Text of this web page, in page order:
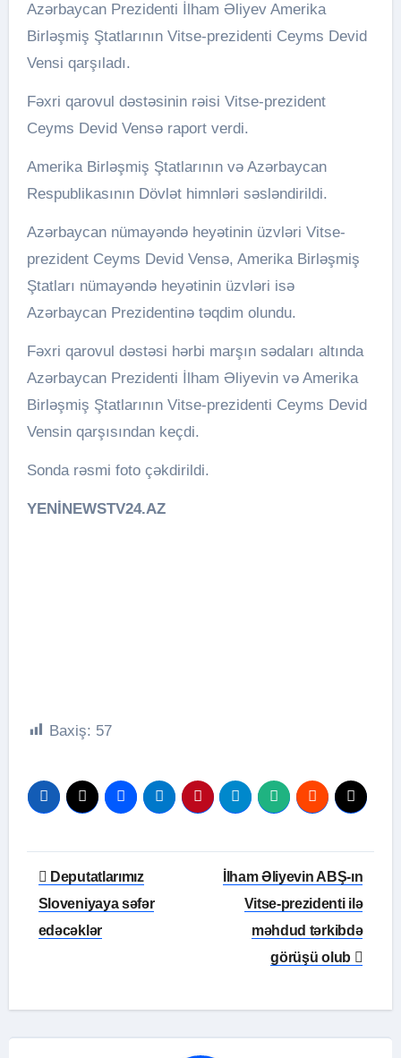
Azərbaycan Prezidenti İlham Əliyev Amerika
Birləşmiş Ştatlarının Vitse-prezidenti Ceyms Devid
Vensi qarşıladı.
Fəxri qarovul dəstəsinin rəisi Vitse-prezident
Ceyms Devid Vensə raport verdi.
Amerika Birləşmiş Ştatlarının və Azərbaycan
Respublikasının Dövlət himnləri səsləndirildi.
Azərbaycan nümayəndə heyətinin üzvləri Vitse-
prezident Ceyms Devid Vensə, Amerika Birləşmiş
Ştatları nümayəndə heyətinin üzvləri isə
Azərbaycan Prezidentinə təqdim olundu.
Fəxri qarovul dəstəsi hərbi marşın sədaları altında
Azərbaycan Prezidenti İlham Əliyevin və Amerika
Birləşmiş Ştatlarının Vitse-prezidenti Ceyms Devid
Vensin qarşısından keçdi.
Sonda rəsmi foto çəkdirildi.
YENİNEWSTV24.AZ
Baxiş: 57
Yazı
naviqasiyası
Deputatlarımız
Sloveniyaya səfər
edəcəklər
İlham Əliyevin ABŞ-ın
Vitse-prezidenti ilə
məhdud tərkibdə
görüşü olub